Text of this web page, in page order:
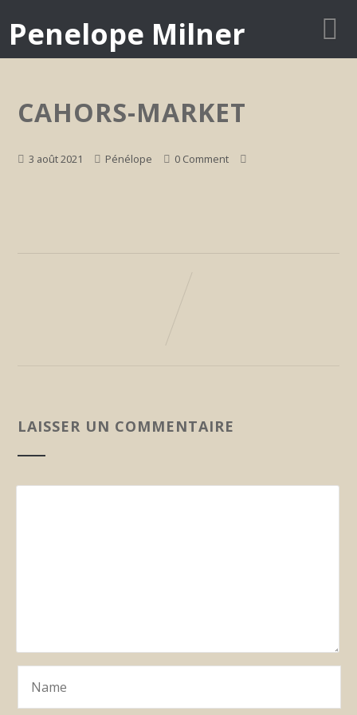
Penelope Milner
CAHORS-MARKET
3 août 2021 Pénélope 0 Comment
LAISSER UN COMMENTAIRE